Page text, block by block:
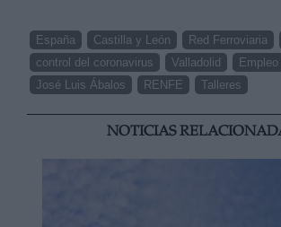
España Castilla y León Red Ferroviaria
control del coronavirus
Valladolid Empleo
José Luis Ábalos
RENFE Talleres
NOTICIAS